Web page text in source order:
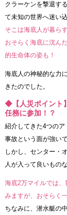
クラーケンを撃退す
て未知の世界へ迷い
そこは海底人が暮らす
おそらく海底に沈ん
的生命体の姿も！
海底人の神秘的な力
きたのでした。
◆【人災ポイント
任務に参加！？
紹介してきた4つの
事故という面が強いで
しかし、センター・
人が入って良いもの
海底2万マイルでは
みますが、おそらく
ちなみに、潜水艇の